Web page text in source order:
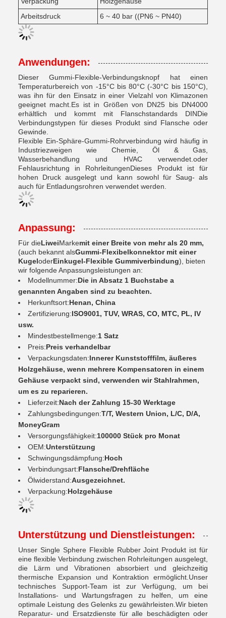
Arbeitsdruck
6 ~ 40 bar ((PN6 ~ PN40)
Anwendungen:
Dieser Gummi-Flexible-Verbindungsknopf hat einen
Temperaturbereich von -15°C bis 80°C (-30°C bis 150°C),
was ihn für den Einsatz in einer Vielzahl von Klimazonen
geeignet macht.Es ist in Größen von DN25 bis DN4000
erhältlich und kommt mit Flanschstandards DINDie
Verbindungstypen für dieses Produkt sind Flansche oder
Gewinde.
Flexible Ein-Sphäre-Gummi-Rohrverbindung wird häufig in
Industriezweigen wie Chemie, Öl & Gas,
Wasserbehandlung und HVAC verwendet.oder
Fehlausrichtung in RohrleitungenDieses Produkt ist für
hohen Druck ausgelegt und kann sowohl für Saug- als
auch für Entladungsrohren verwendet werden.
Anpassung:
Für dieLiweiMarkemit einer Breite von mehr als 20 mm,
(auch bekannt alsGummi-Flexibelkonnektor mit einer
KugeloderEinkugel-Flexible Gummiverbindung), bieten
wir folgende Anpassungsleistungen an:
Modellnummer:Die in Absatz 1 Buchstabe a
genannten Angaben sind zu beachten.
Herkunftsort:Henan, China
Zertifizierung:ISO9001, TUV, WRAS, CO, MTC, PL, IV
usw.
Mindestbestellmenge:1 Satz
Preis:Preis verhandelbar
Verpackungsdaten:Innerer Kunststofffilm, äußeres
Holzgehäuse, wenn mehrere Kompensatoren in einem
Gehäuse verpackt sind, verwenden wir Stahlrahmen,
um es zu reparieren.
Lieferzeit:Nach der Zahlung 15-30 Werktage
Zahlungsbedingungen:T/T, Western Union, L/C, D/A,
MoneyGram
Versorgungsfähigkeit:100000 Stück pro Monat
OEM:Unterstützung
Schwingungsdämpfung:Hoch
Verbindungsart:Flansche/Drehfläche
Ölwiderstand:Ausgezeichnet.
Verpackung:Holzgehäuse
Unterstützung und Dienstleistungen:
Unser Single Sphere Flexible Rubber Joint Produkt ist für
eine flexible Verbindung zwischen Rohrleitungen ausgelegt,
die Lärm und Vibrationen absorbiert und gleichzeitig
thermische Expansion und Kontraktion ermöglicht.Unser
technisches Support-Team ist zur Verfügung, um bei
Installations- und Wartungsfragen zu helfen, um eine
optimale Leistung des Gelenks zu gewährleisten.Wir bieten
Reparatur- und Ersatzdienste für alle beschädigten oder